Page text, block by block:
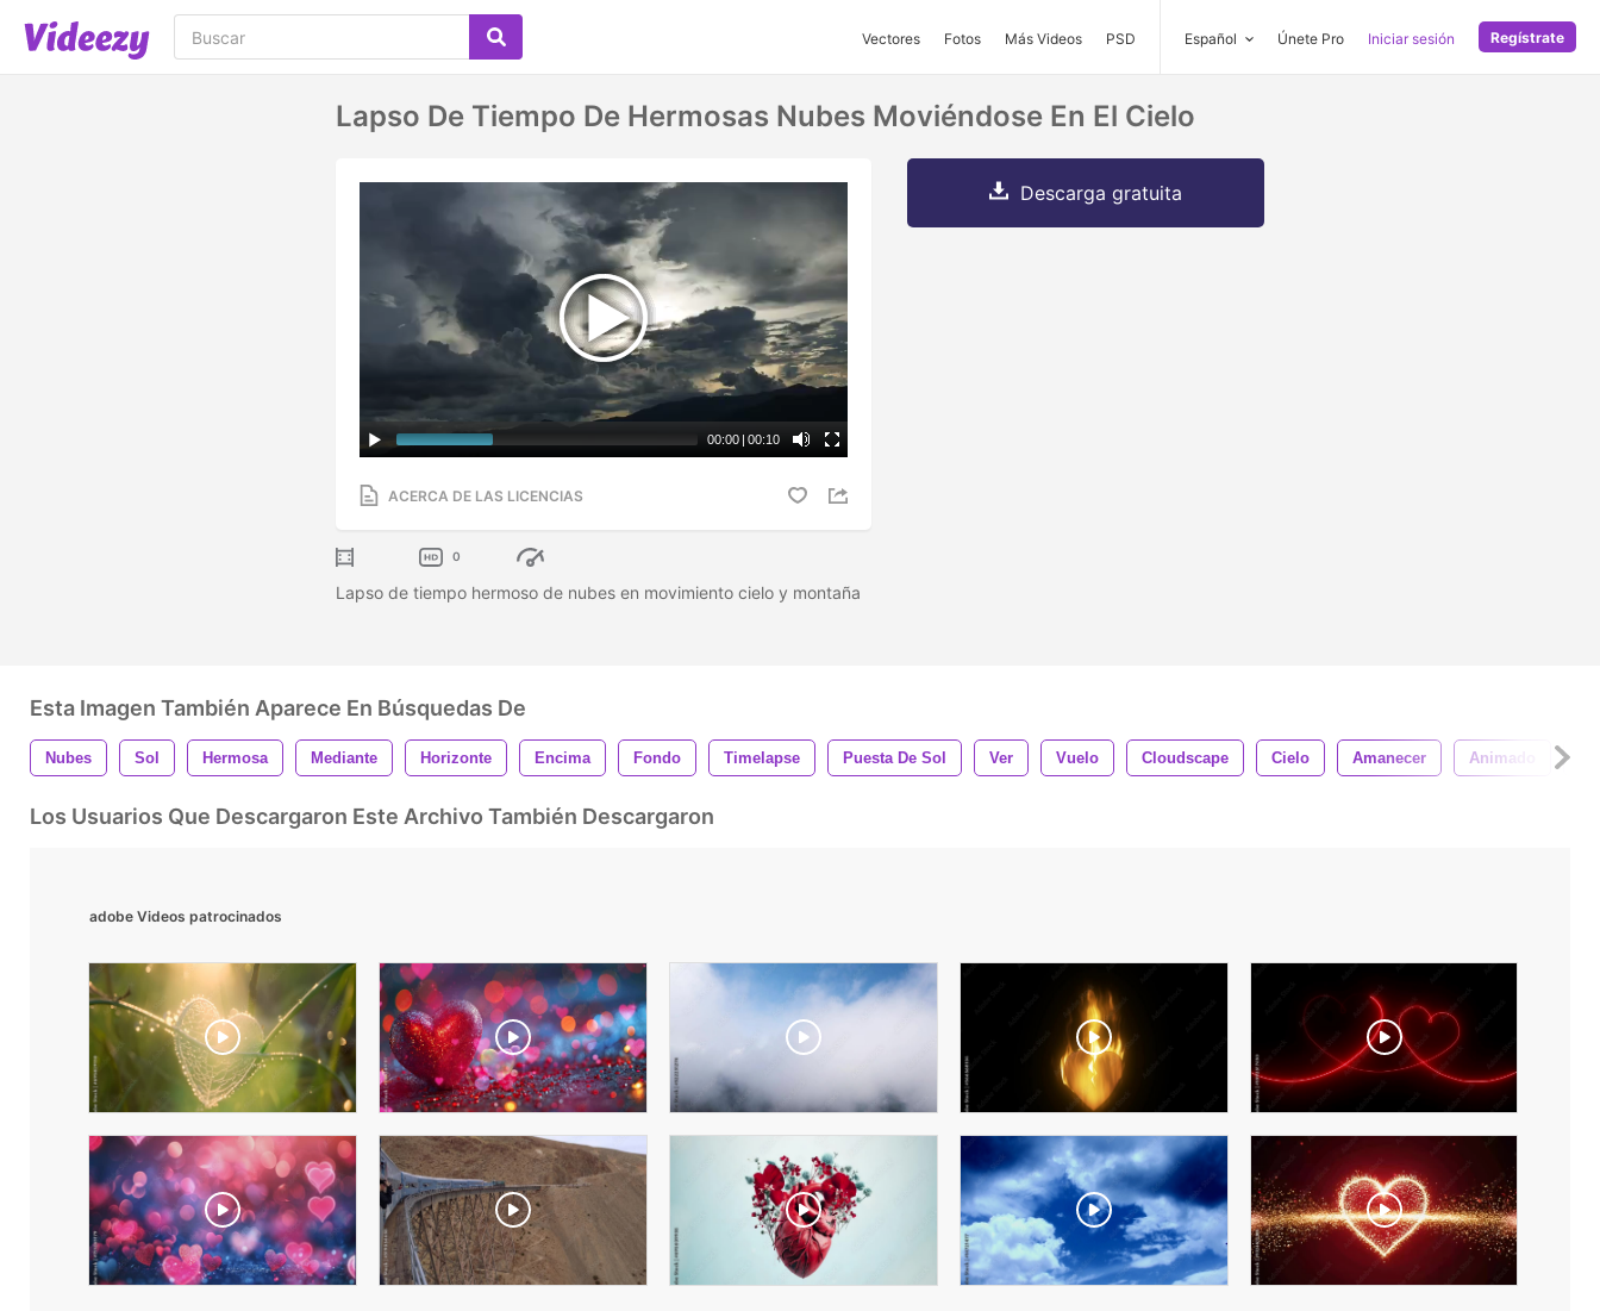
Vectores Fotos Más Videos PSD Español Únete Pro Iniciar sesión Regístrate
Lapso De Tiempo De Hermosas Nubes Moviéndose En El Cielo
00:00 | 00:10
ACERCA DE LAS LICENCIAS
0
Lapso de tiempo hermoso de nubes en movimiento cielo y montaña
Descarga gratuita
Esta Imagen También Aparece En Búsquedas De
Nubes Sol Hermosa Mediante Horizonte Encima Fondo Timelapse Puesta De Sol Ver Vuelo Cloudscape Cielo Amanecer Animado
Los Usuarios Que Descargaron Este Archivo También Descargaron
adobe Videos patrocinados